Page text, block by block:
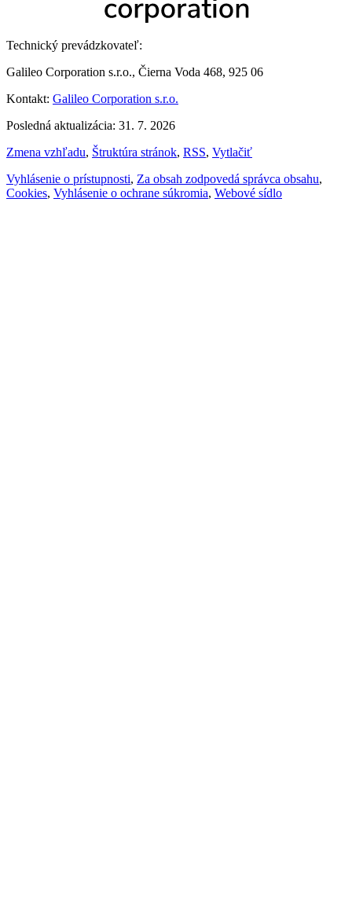
Technický prevádzkovateľ:
Galileo Corporation s.r.o., Čierna Voda 468, 925 06
Kontakt: Galileo Corporation s.r.o.
Posledná aktualizácia: 31. 7. 2026
Zmena vzhľadu, Štruktúra stránok, RSS, Vytlačiť
Vyhlásenie o prístupnosti, Za obsah zodpovedá správca obsahu,
Cookies, Vyhlásenie o ochrane súkromia, Webové sídlo